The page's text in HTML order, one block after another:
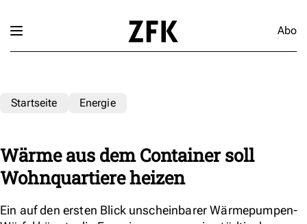
Abo
Startseite Energie
Wärme aus dem Container soll
Wohnquartiere heizen
Ein auf den ersten Blick unscheinbarer Wärmepumpen-